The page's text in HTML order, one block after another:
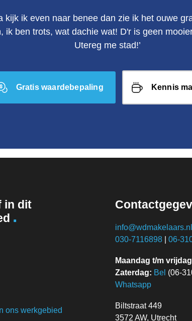
kijk ik even naar benee dan zie ik het ouwe
ik ben trots, wat dachie wat! D'r is geen
Utereg me stad!’
Gratis waardebepaling Kennis
in dit
.
ons werkgebied
info@wdmakelaars.nl
030-7116898
06-
Maandag t/m
Zaterdag: Bel (06-
Whatsapp
Biltstraat 449
3572 AW, Utrecht